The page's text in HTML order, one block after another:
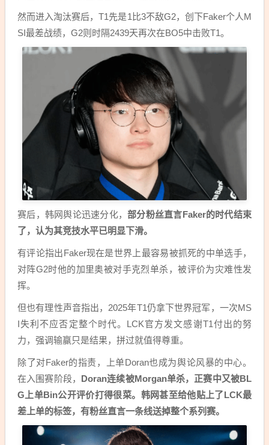
然而进入淘汰赛后，T1先是1比3不敌G2，创下Faker个人M
SI最差战绩，G2则时隔2439天再次在BO5中击败T1。
赛后，韩网舆论迅速分化，部分粉丝直言Faker的时代结束
了，认为其竞技水平已明显下滑。
有评论指出Faker现在是世界上最容易被抓死的中单选手，
对阵G2时他的加里奥被对手克烈单杀，被评价为灾难性发
挥。
但也有理性声音指出，2025年T1仍拿下世界冠军，一次MS
I失利不应否定整个时代。LCK官方发文感谢T1付出的努
力，强调输赢只是结果，拼过就值得尊重。
除了对Faker的指责，上单Doran也成为舆论风暴的中心。
在入围赛阶段， Doran连续被Morgan单杀，正赛中又被BL
G上单Bin公开评价打得很菜。韩网甚至给他贴上了LCK最
差上单的标签，有粉丝直言一条线送掉整个系列赛。